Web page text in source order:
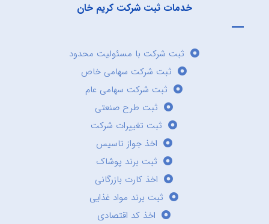
خدمات ثبت شرکت کریم خان
ثبت شرکت با مسئولیت محدود
ثبت شرکت سهامی خاص
ثبت شرکت سهامی عام
ثبت طرح صنعتی
ثبت تغییرات شرکت
اخذ جواز تاسیس
ثبت برند پوشاک
اخذ کارت بازرگانی
ثبت برند مواد غذایی
اخذ کد اقتصادی